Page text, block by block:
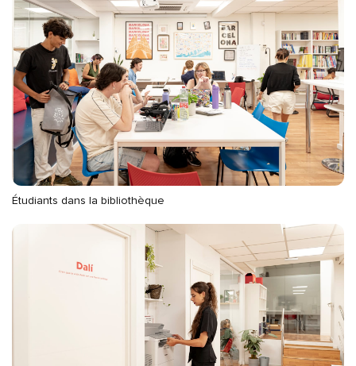
Étudiants dans la bibliothèque